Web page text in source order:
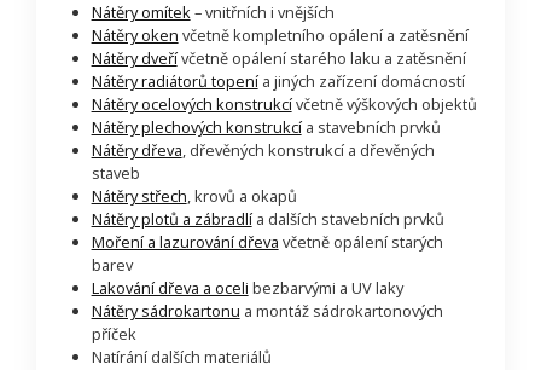
Nátěry omítek– vnitřních i vnějších
Nátěry oken včetně kompletního opálení a zatěsnění
Nátěry dveřívčetně opálení starého laku a zatěsnění
Nátěry radiátorů topenía jiných zařízení domácností
Nátěry ocelových konstrukcívčetně výškových objektů
Nátěry plechových konstrukcía stavebních prvků
Nátěry dřeva, dřevěných konstrukcí a dřevěných
staveb
Nátěry střech, krovů a okapů
Nátěry plotů a zábradlía dalších stavebních prvků
Moření a lazurování dřeva včetně opálení starých
barev
Lakování dřeva a oceli bezbarvými a UV laky
Nátěry sádrokartonu a montáž sádrokartonových
příček
Natírání dalších materiálů